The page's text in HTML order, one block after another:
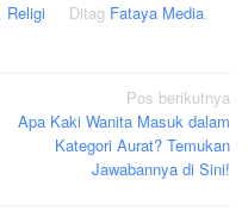
, Religi Ditag Fataya Media,
Pos berikutnya
Apa Kaki Wanita Masuk dalam
Kategori Aurat? Temukan
Jawabannya di Sini!